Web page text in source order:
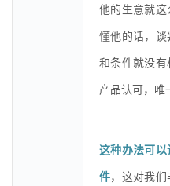
他的生意就这
懂他的话，谈
和条件就没有
产品认可，唯
这种办法可以
件，这对我